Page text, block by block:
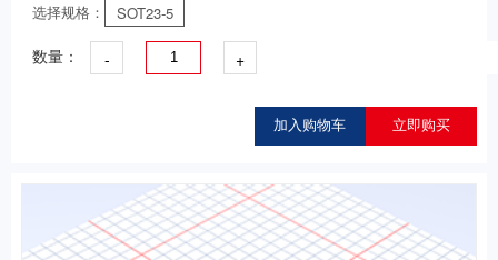
选择规格：
SOT23-5
数量： - +
加入购物车 立即购买